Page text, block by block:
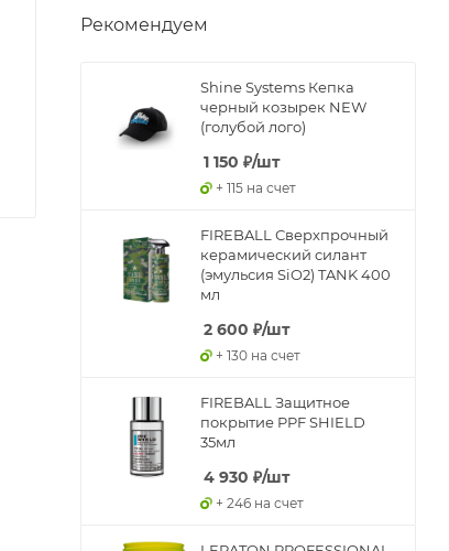
Рекомендуем
Shine Systems Кепка
черный козырек NEW
(голубой лого)
1 150 ₽/шт
+ 115 на счет
FIREBALL Сверхпрочный
керамический силант
(эмульсия SiO2) TANK 400
мл
2 600 ₽/шт
+ 130 на счет
FIREBALL Защитное
покрытие PPF SHIELD
35мл
4 930 ₽/шт
+ 246 на счет